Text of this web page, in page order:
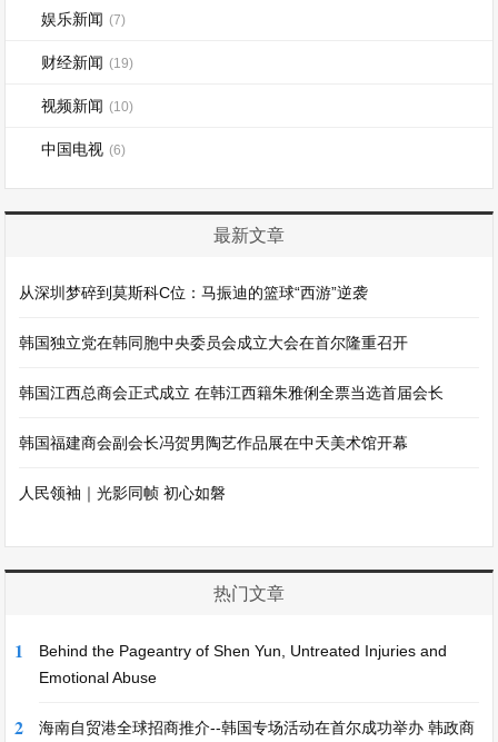
娱乐新闻 (7)
财经新闻 (19)
视频新闻 (10)
中国电视 (6)
最新文章
从深圳梦碎到莫斯科C位：马振迪的篮球“西游”逆袭
韩国独立党在韩同胞中央委员会成立大会在首尔隆重召开
韩国江西总商会正式成立 在韩江西籍朱雅俐全票当选首届会长
韩国福建商会副会长冯贺男陶艺作品展在中天美术馆开幕
人民领袖｜光影同帧 初心如磐
热门文章
1
Behind the Pageantry of Shen Yun, Untreated Injuries and
Emotional Abuse
2
海南自贸港全球招商推介--韩国专场活动在首尔成功举办 韩政商